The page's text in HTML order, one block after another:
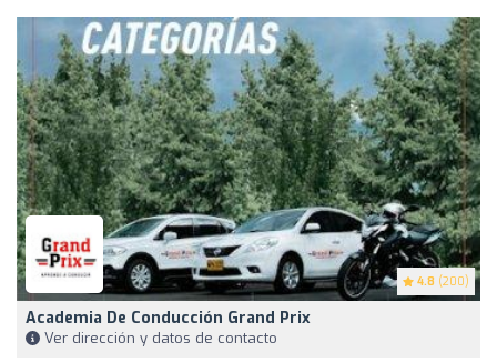
4.8 (200)
Academia De Conducción Grand Prix
Ver dirección y datos de contacto